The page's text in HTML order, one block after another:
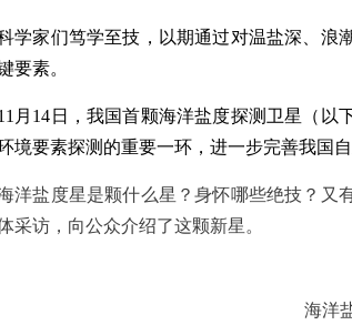
学家们笃学至技，以期通过对温盐深、浪
要素。
月14日，我国首颗海洋盐度探测卫星（
境要素探测的重要一环，进一步完善我国
洋盐度星是颗什么星？身怀哪些绝技？又
采访，向公众介绍了这颗新星。
海洋